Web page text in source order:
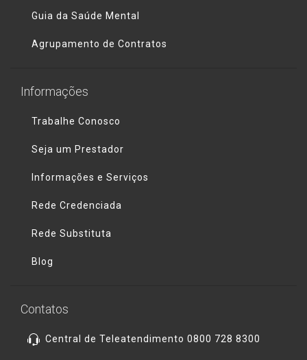
Guia da Saúde Mental
Agrupamento de Contratos
Informações
Trabalhe Conosco
Seja um Prestador
Informações e Serviços
Rede Credenciada
Rede Substituta
Blog
Contatos
Central de Teleatendimento 0800 728 8300